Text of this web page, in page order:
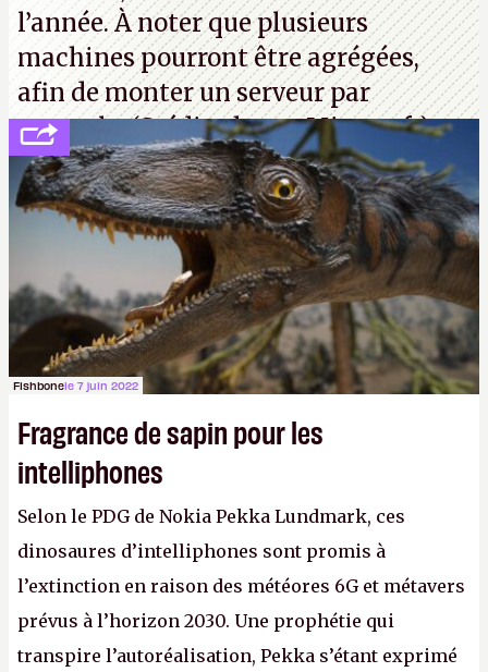
l’année. À noter que plusieurs
machines pourront être agrégées,
afin de monter un serveur par
exemple. (Crédit photo : Microsoft)
Fishbonele 7 juin 2022
Fragrance de sapin pour les
intelliphones
Selon le PDG de Nokia Pekka Lundmark, ces
dinosaures d’intelliphones sont promis à
l’extinction en raison des météores 6G et métavers
prévus à l’horizon 2030. Une prophétie qui
transpire l’autoréalisation, Pekka s’étant exprimé